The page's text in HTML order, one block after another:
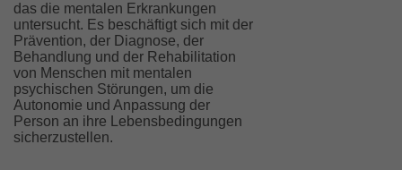
das die mentalen Erkrankungen
untersucht. Es beschäftigt sich mit der
Prävention, der Diagnose, der
Behandlung und der Rehabilitation
von Menschen mit mentalen
psychischen Störungen, um die
Autonomie und Anpassung der
Person an ihre Lebensbedingungen
sicherzustellen.